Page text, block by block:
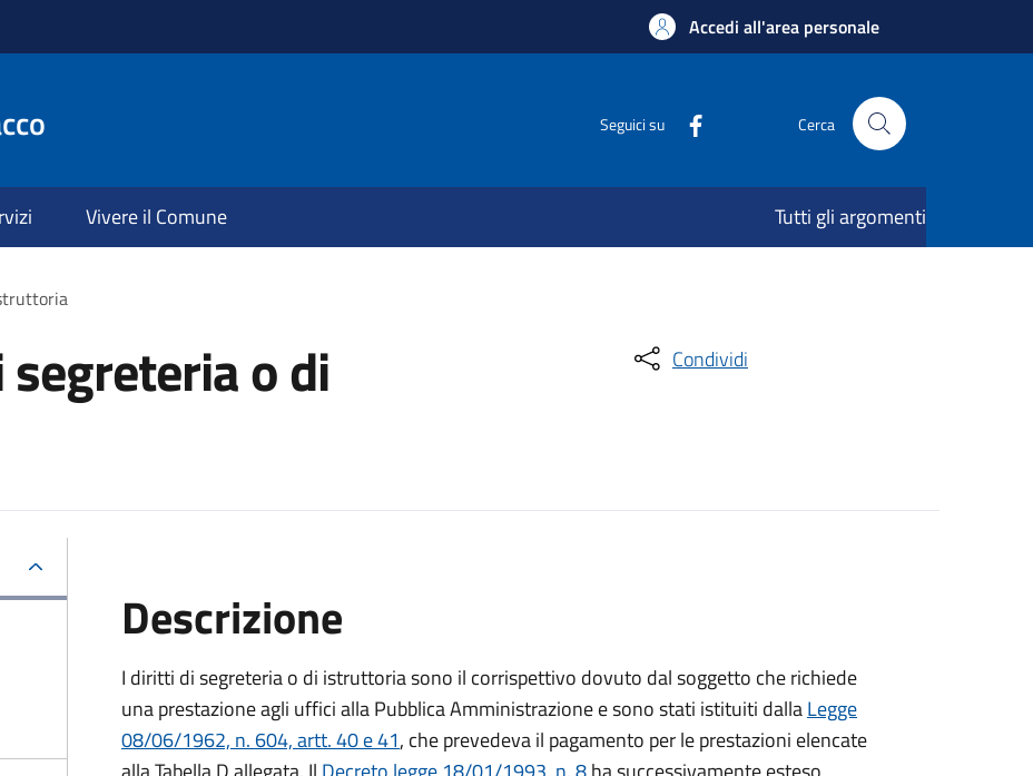
Accedi all'area personale
Seguici su Cerca
Vivere il Comune Tutti gli argomenti
o di Condividi
Descrizione
I diritti di segreteria o di istruttoria sono il corrispettivo dovuto dal soggetto che richiede
una prestazione agli uffici alla Pubblica Amministrazione e sono stati istituiti dallaLegge
08/06/1962, n. 604, artt. 40 e 41, che prevedeva il pagamento per le prestazioni elencate